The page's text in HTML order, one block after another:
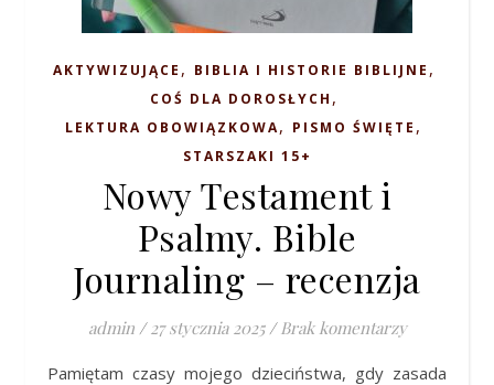
AKTYWIZUJĄCE , BIBLIA I HISTORIE BIBLIJNE ,
COŚ DLA DOROSŁYCH ,
LEKTURA OBOWIĄZKOWA, PISMO ŚWIĘTE ,
STARSZAKI 15+
Nowy Testament i
Psalmy. Bible
Journaling – recenzja
admin / 27 stycznia 2025 / Brak komentarzy
Pamiętam czasy mojego dzieciństwa, gdy zasada